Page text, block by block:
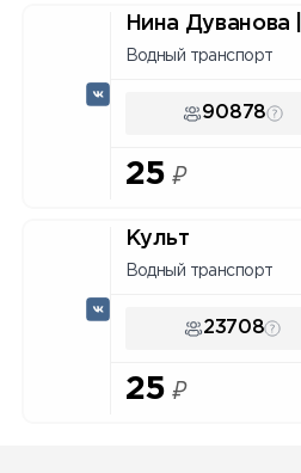
Нина
Водный транспорт
90878
25 ₽
Культ
Водный транспорт
23708
25 ₽